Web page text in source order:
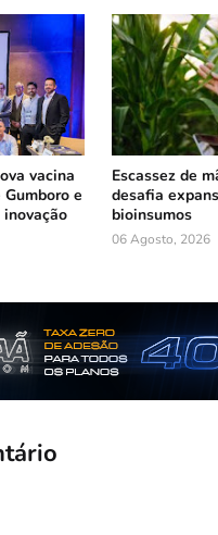
vacina
e
Escassez de
desafia
bioinsumos
06 Agosto, 2026